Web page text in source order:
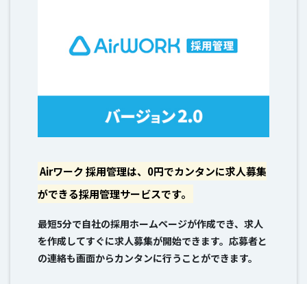
Airワーク 採用管理は、0円でカンタンに求人募集
ができる採用管理サービスです。
最短5分で自社の採用ホームページが作成でき、求人
を作成してすぐに求人募集が開始できます。応募者と
の連絡も画面からカンタンに行うことができます。